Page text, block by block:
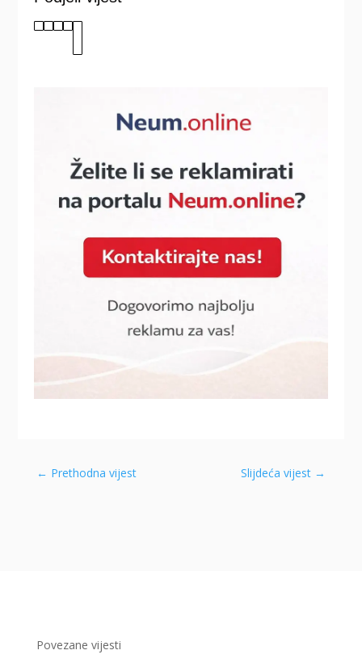
← Prethodna vijest Slijdeća vijest →
Povezane vijesti